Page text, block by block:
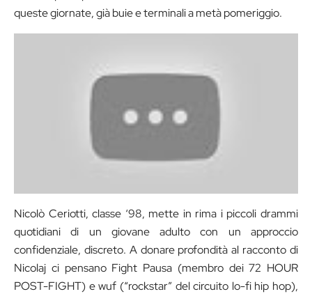
queste giornate, già buie e terminali a metà pomeriggio.
Nicolò Ceriotti, classe ‘98, mette in rima i piccoli drammi
quotidiani di un giovane adulto con un approccio
confidenziale, discreto. A donare profondità al racconto di
Nicolaj ci pensano Fight Pausa (membro dei 72 HOUR
POST-FIGHT) e wuf (“rockstar” del circuito lo-fi hip hop),